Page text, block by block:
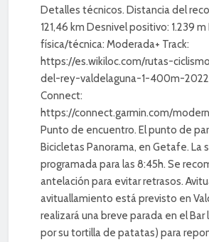
Detalles técnicos. Distancia del
121,46 km Desnivel positivo: 1.239
física/técnica: Moderada+ Track:
https://es.wikiloc.com/rutas-
del-rey-valdelaguna-1-400m-
Connect:
https://connect.garmin.com/
Punto de encuentro. El punto de
Bicicletas Panorama, en Getafe. La
programada para las 8:45h. Se
antelación para evitar retrasos.
avituallamiento está previsto en
realizará una breve parada en el
por su tortilla de patatas) para